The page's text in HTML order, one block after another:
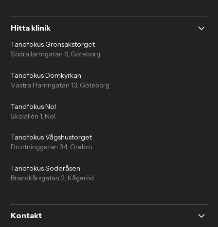
Hitta klinik
Tandfokus Grönsakstorget
Södra larmgatan 6, Göteborg
Tandfokus Domkyrkan
Västra Hamngatan 13, Göteborg
Tandfokus Nol
Skolallén 1, Nol
Tandfokus Vågshustorget
Drottninggatan 34, Örebro
Tandfokus Söderåsen
Brandkårsgatan 2, Kågeröd
Kontakt